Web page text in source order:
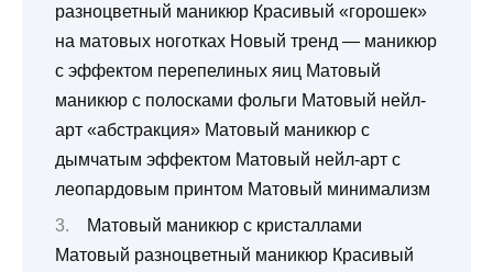
разноцветный маникюр Красивый «горошек»
на матовых ноготках Новый тренд — маникюр
с эффектом перепелиных яиц Матовый
маникюр с полосками фольги Матовый нейл-
арт «абстракция» Матовый маникюр с
дымчатым эффектом Матовый нейл-арт с
леопардовым принтом Матовый минимализм
Матовый маникюр с кристаллами
Матовый разноцветный маникюр Красивый